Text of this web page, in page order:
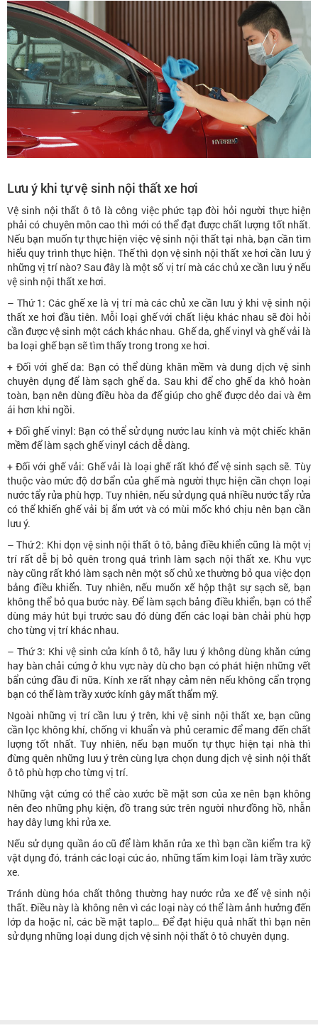
Lưu ý khi tự vệ sinh nội thất xe hơi
Vệ sinh nội thất ô tô là công việc phức tạp đòi hỏi người thực hiện
phải có chuyên môn cao thì mới có thể đạt được chất lượng tốt nhất.
Nếu bạn muốn tự thực hiện việc vệ sinh nội thất tại nhà, bạn cần tìm
hiểu quy trình thực hiện. Thế thì dọn vệ sinh nội thất xe hơi cần lưu ý
những vị trí nào? Sau đây là một số vị trí mà các chủ xe cần lưu ý nếu
vệ sinh nội thất xe hơi.
– Thứ 1: Các ghế xe là vị trí mà các chủ xe cần lưu ý khi vệ sinh nội
thất xe hơi đầu tiên. Mỗi loại ghế với chất liệu khác nhau sẽ đòi hỏi
cần được vệ sinh một cách khác nhau. Ghế da, ghế vinyl và ghế vải là
ba loại ghế bạn sẽ tìm thấy trong trong xe hơi.
+ Đối với ghế da: Bạn có thể dùng khăn mềm và dung dịch vệ sinh
chuyên dụng để làm sạch ghế da. Sau khi để cho ghế da khô hoàn
toàn, bạn nên dùng điều hòa da để giúp cho ghế được dẻo dai và êm
ái hơn khi ngồi.
+ Đối ghế vinyl: Bạn có thể sử dụng nước lau kính và một chiếc khăn
mềm để làm sạch ghế vinyl cách dễ dàng.
+ Đối với ghế vải: Ghế vải là loại ghế rất khó để vệ sinh sạch sẽ. Tùy
thuộc vào mức độ dơ bẩn của ghế mà người thực hiện cần chọn loại
nước tẩy rửa phù hợp. Tuy nhiên, nếu sử dụng quá nhiều nước tẩy rửa
có thể khiến ghế vải bị ẩm ướt và có mùi mốc khó chịu nên bạn cần
lưu ý.
– Thứ 2: Khi dọn vệ sinh nội thất ô tô, bảng điều khiển cũng là một vị
trí rất dễ bị bỏ quên trong quá trình làm sạch nội thất xe. Khu vực
này cũng rất khó làm sạch nên một số chủ xe thường bỏ qua việc dọn
bảng điều khiển. Tuy nhiên, nếu muốn xế hộp thật sự sạch sẽ, bạn
không thể bỏ qua bước này. Để làm sạch bảng điều khiển, bạn có thể
dùng máy hút bụi trước sau đó dùng đến các loại bàn chải phù hợp
cho từng vị trí khác nhau.
– Thứ 3: Khi vệ sinh cửa kính ô tô, hãy lưu ý không dùng khăn cứng
hay bàn chải cứng ở khu vực này dù cho bạn có phát hiện những vết
bẩn cứng đầu đi nữa. Kính xe rất nhạy cảm nên nếu không cẩn trọng
bạn có thể làm trầy xước kính gây mất thẩm mỹ.
Ngoài những vị trí cần lưu ý trên, khi vệ sinh nội thất xe, bạn cũng
cần lọc không khí, chống vi khuẩn và phủ ceramic để mang đến chất
lượng tốt nhất. Tuy nhiên, nếu bạn muốn tự thực hiện tại nhà thì
đừng quên những lưu ý trên cùng lựa chọn dung dịch vệ sinh nội thất
ô tô phù hợp cho từng vị trí.
Những vật cứng có thể cào xước bề mặt sơn của xe nên bạn không
nên đeo những phụ kiện, đồ trang sức trên người như đồng hồ, nhẫn
hay dây lưng khi rửa xe.
Nếu sử dụng quần áo cũ để làm khăn rửa xe thì bạn cần kiểm tra kỹ
vật dụng đó, tránh các loại cúc áo, những tấm kim loại làm trầy xước
xe.
Tránh dùng hóa chất thông thường hay nước rửa xe để vệ sinh nội
thất. Điều này là không nên vì các loại này có thể làm ảnh hưởng đến
lớp da hoặc nỉ, các bề mặt taplo… Để đạt hiệu quả nhất thì bạn nên
sử dụng những loại dung dịch vệ sinh nội thất ô tô chuyên dụng.